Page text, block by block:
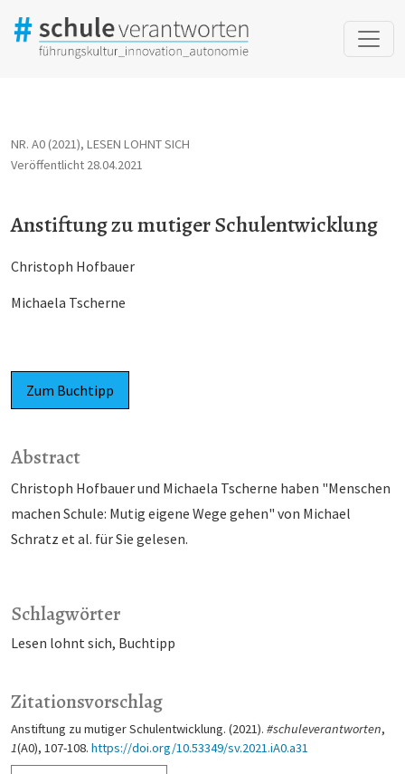
NR. A0 (2021), LESEN LOHNT SICH
Anstiftung zu mutiger Schulentwicklung
Veröffentlicht 28.04.2021
Christoph Hofbauer
Michaela Tscherne
Zum Buchtipp
Schlagwörter
Lesen lohnt sich Buchtipp
Zitationsvorschlag
Anstiftung zu mutiger Schulentwicklung. (2021). #schuleverantworten,
1(A0), 107-108. https://doi.org/10.53349/sv.2021.iA0.a31
Abstract
Christoph Hofbauer und Michaela Tscherne haben "Menschen
machen Schule: Mutig eigene Wege gehen" von Michael
Schratz et al. für Sie gelesen.